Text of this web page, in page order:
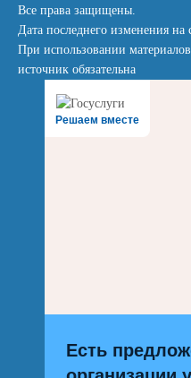
Все права защищены.
Дата последнего изменения на
При использовании
источник обязательна
Решаем вместе
Есть